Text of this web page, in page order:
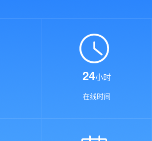
24小时
在线时间